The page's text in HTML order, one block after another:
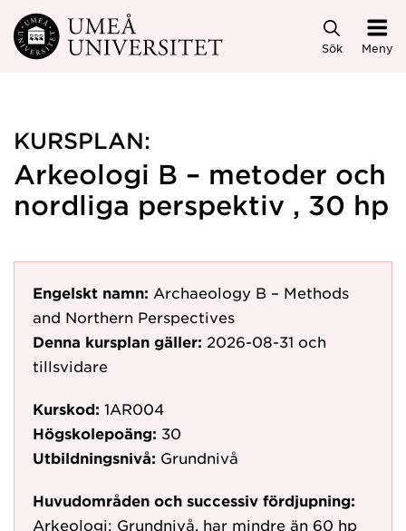
Hoppa direkt till innehållet
Sök Meny
KURSPLAN:
Arkeologi B – metoder och
nordliga perspektiv , 30 hp
Engelskt namn: Archaeology B – Methods
and Northern Perspectives
Denna kursplan gäller: 2026-08-31 och
tillsvidare
Kurskod: 1AR004
Högskolepoäng: 30
Utbildningsnivå: Grundnivå
Huvudområden och successiv fördjupning:
Arkeologi: Grundnivå, har mindre än 60 hp